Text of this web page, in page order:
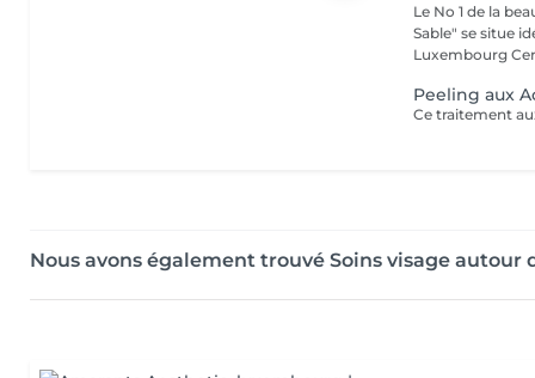
Le No 1 de la
Sable" se situe
Luxembourg
Peeling aux
Nous avons également trouvé Soins visage autour